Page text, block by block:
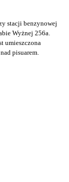
stacji benzynowej
Wyżnej 256a.
umieszczona
pisuarem.